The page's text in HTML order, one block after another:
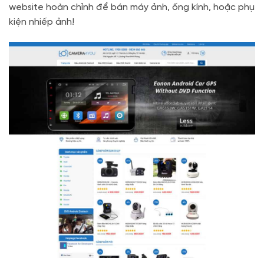
website hoàn chỉnh để bán máy ảnh, ống kính, hoặc phụ
kiện nhiếp ảnh!